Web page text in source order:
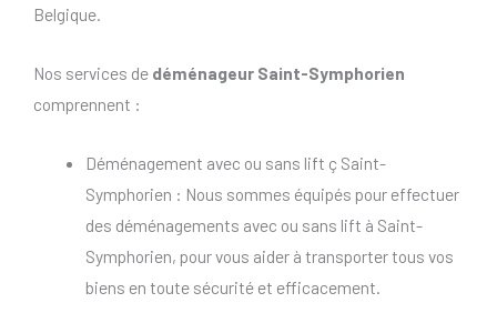
Belgique.
Nos services de déménageur Saint-Symphorien
comprennent :
Déménagement avec ou sans lift ç Saint-
Symphorien : Nous sommes équipés pour effectuer
des déménagements avec ou sans lift à Saint-
Symphorien, pour vous aider à transporter tous vos
biens en toute sécurité et efficacement.